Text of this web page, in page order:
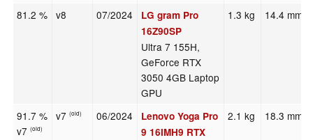
81.2 % v8 07/2024
LG gram Pro
16Z90SP
Ultra 7 155H,
GeForce RTX
3050 4GB Laptop
GPU
1.3 kg 14.4 mm
91.7 %
v7(old)
v7(old) 06/2024
Lenovo Yoga Pro
9 16IMH9 RTX
2.1 kg 18.3 mm